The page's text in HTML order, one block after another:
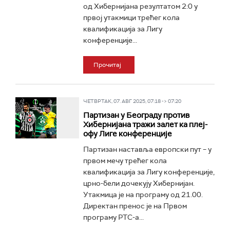
од Хибернијана резултатом 2:0 у
првој утакмици трећег кола
квалификација за Лигу
конференције...
Прочитај
ЧЕТВРТАК, 07. АВГ 2025, 07:18 -> 07:20
Партизан у Београду против
Хибернијана тражи залет ка плеј-
офу Лиге конференције
Партизан наставља европски пут – у
првом мечу трећег кола
квалификација за Лигу конференције,
црно-бели дочекују Хибернијан.
Утакмица је на програму од 21.00.
Директан пренос је на Првом
програму РТС-а...